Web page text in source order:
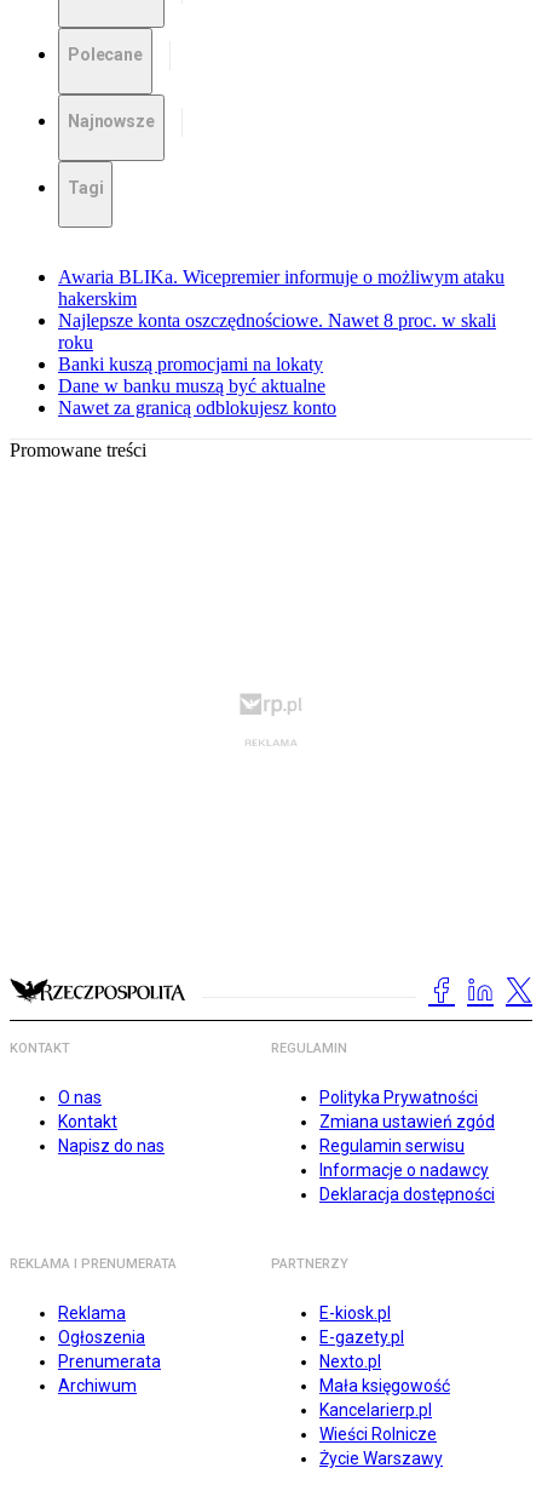
Polecane
Najnowsze
Tagi
Awaria BLIKa. Wicepremier informuje o możliwym ataku
hakerskim
Najlepsze konta oszczędnościowe. Nawet 8 proc. w skali
roku
Banki kuszą promocjami na lokaty
Dane w banku muszą być aktualne
Nawet za granicą odblokujesz konto
Promowane treści
KONTAKT
O nas
Kontakt
Napisz do nas
REGULAMIN
Polityka Prywatności
Zmiana ustawień zgód
Regulamin serwisu
Informacje o nadawcy
Deklaracja dostępności
REKLAMA I PRENUMERATA
Reklama
Ogłoszenia
Prenumerata
Archiwum
PARTNERZY
E-kiosk.pl
E-gazety.pl
Nexto.pl
Mała księgowość
Kancelarierp.pl
Wieści Rolnicze
Życie Warszawy